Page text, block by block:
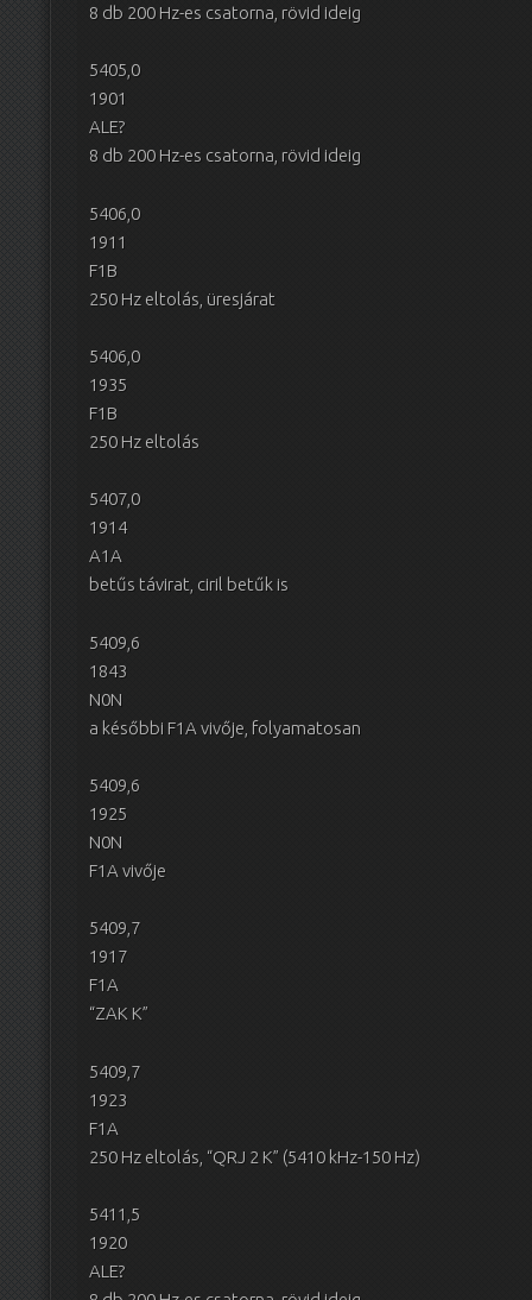
8 db 200 Hz-es csatorna, rövid ideig
5405,0
1901
ALE?
8 db 200 Hz-es csatorna, rövid ideig
5406,0
1911
F1B
250 Hz eltolás, üresjárat
5406,0
1935
F1B
250 Hz eltolás
5407,0
1914
A1A
betűs távirat, ciril betűk is
5409,6
1843
N0N
a későbbi F1A vivője, folyamatosan
5409,6
1925
N0N
F1A vivője
5409,7
1917
F1A
“ZAK K”
5409,7
1923
F1A
250 Hz eltolás, “QRJ 2 K” (5410 kHz-150 Hz)
5411,5
1920
ALE?